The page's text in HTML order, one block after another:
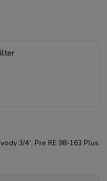
3/4“. Pre RE 98-163 Plus